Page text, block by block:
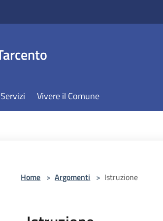
Servizi Vivere il Comune
Home > Argomenti > Istruzione